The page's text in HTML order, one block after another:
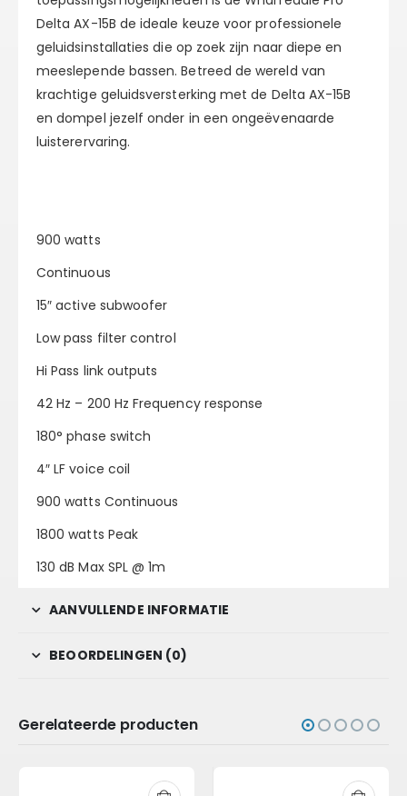
Delta AX-15B de ideale keuze voor professionele
geluidsinstallaties die op zoek zijn naar diepe en
meeslepende bassen. Betreed de wereld van
krachtige geluidsversterking met de Delta AX-15B
en dompel jezelf onder in een ongeëvenaarde
luisterervaring.
900 watts
Continuous
15″ active subwoofer
Low pass filter control
Hi Pass link outputs
42 Hz – 200 Hz Frequency response
180° phase switch
4″ LF voice coil
900 watts Continuous
1800 watts Peak
130 dB Max SPL @ 1m
AANVULLENDE INFORMATIE
BEOORDELINGEN (0)
Gerelateerde producten